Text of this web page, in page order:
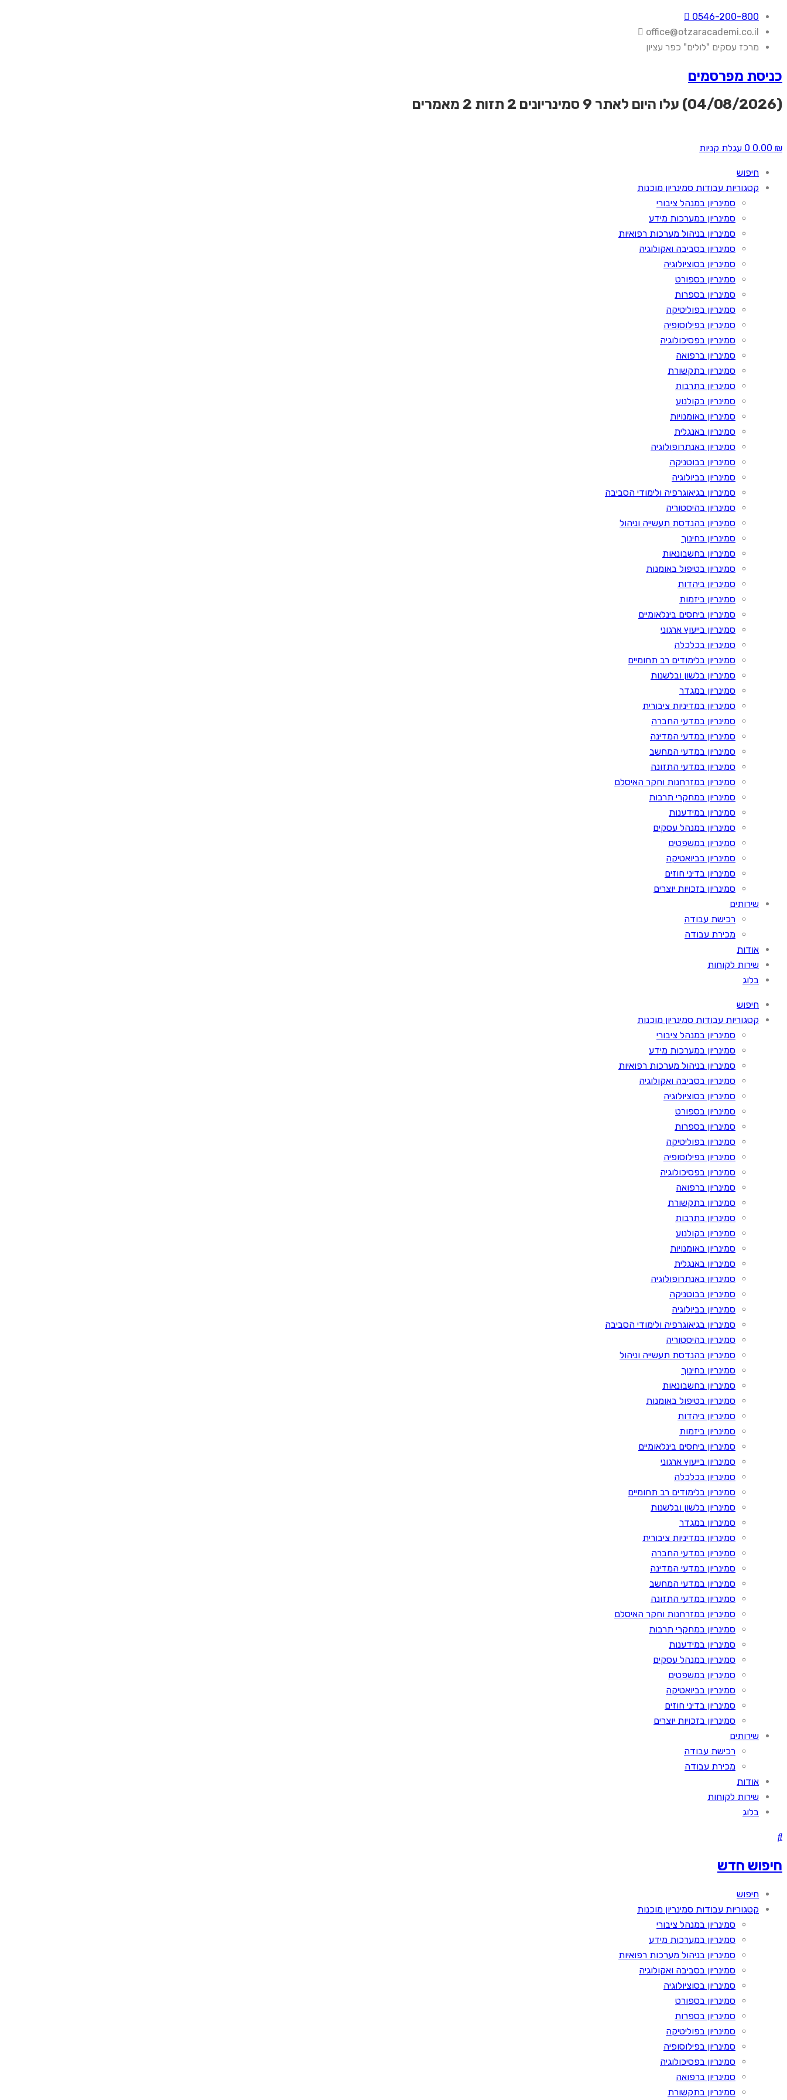
0546-200-800
office@otzaracademi.co.il
מרכז עסקים "לולים" כפר עציון
כניסת מפרסמים
(04/08/2026) עלו היום לאתר
9 סמינריונים 2 תזות 2 מאמרים
0.00 ₪
0 עגלת קניות
חיפוש
קטגוריות עבודות סמינריון מוכנות
סמינריון במנהל ציבורי
סמינריון במערכות מידע
סמינריון בניהול מערכות רפואיות
סמינריון בסביבה ואקולוגיה
סמינריון בסוציולוגיה
סמינריון בספורט
סמינריון בספרות
סמינריון בפוליטיקה
סמינריון בפילוסופיה
סמינריון בפסיכולוגיה
סמינריון ברפואה
סמינריון בתקשורת
סמינריון בתרבות
סמינריון בקולנוע
סמינריון באומנויות
סמינריון באנגלית
סמינריון באנתרופולוגיה
סמינריון בבוטניקה
סמינריון בביולוגיה
סמינריון בגיאוגרפיה ולימודי הסביבה
סמינריון בהיסטוריה
סמינריון בהנדסת תעשייה וניהול
סמינריון בחינוך
סמינריון בחשבונאות
סמינריון בטיפול באומנות
סמינריון ביהדות
סמינריון ביזמות
סמינריון ביחסים בינלאומיים
סמינריון בייעוץ ארגוני
סמינריון בכלכלה
סמינריון בלימודים רב תחומיים
סמינריון בלשון ובלשנות
סמינריון במגדר
סמינריון במדיניות ציבורית
סמינריון במדעי החברה
סמינריון במדעי המדינה
סמינריון במדעי המחשב
סמינריון במדעי התזונה
סמינריון במזרחנות וחקר האיסלם
סמינריון במחקרי תרבות
סמינריון במידענות
סמינריון במנהל עסקים
סמינריון במשפטים
סמינריון בביואטיקה
סמינריון בדיני חוזים
סמינריון בזכויות יוצרים
שירותים
רכישת עבודה
מכירת עבודה
אודות
שירות לקוחות
בלוג
חיפוש
קטגוריות עבודות סמינריון מוכנות
סמינריון במנהל ציבורי
סמינריון במערכות מידע
סמינריון בניהול מערכות רפואיות
סמינריון בסביבה ואקולוגיה
סמינריון בסוציולוגיה
סמינריון בספורט
סמינריון בספרות
סמינריון בפוליטיקה
סמינריון בפילוסופיה
סמינריון בפסיכולוגיה
סמינריון ברפואה
סמינריון בתקשורת
סמינריון בתרבות
סמינריון בקולנוע
סמינריון באומנויות
סמינריון באנגלית
סמינריון באנתרופולוגיה
סמינריון בבוטניקה
סמינריון בביולוגיה
סמינריון בגיאוגרפיה ולימודי הסביבה
סמינריון בהיסטוריה
סמינריון בהנדסת תעשייה וניהול
סמינריון בחינוך
סמינריון בחשבונאות
סמינריון בטיפול באומנות
סמינריון ביהדות
סמינריון ביזמות
סמינריון ביחסים בינלאומיים
סמינריון בייעוץ ארגוני
סמינריון בכלכלה
סמינריון בלימודים רב תחומיים
סמינריון בלשון ובלשנות
סמינריון במגדר
סמינריון במדיניות ציבורית
סמינריון במדעי החברה
סמינריון במדעי המדינה
סמינריון במדעי המחשב
סמינריון במדעי התזונה
סמינריון במזרחנות וחקר האיסלם
סמינריון במחקרי תרבות
סמינריון במידענות
סמינריון במנהל עסקים
סמינריון במשפטים
סמינריון בביואטיקה
סמינריון בדיני חוזים
סמינריון בזכויות יוצרים
שירותים
רכישת עבודה
מכירת עבודה
אודות
שירות לקוחות
בלוג
חיפוש חדש
חיפוש
קטגוריות עבודות סמינריון מוכנות
סמינריון במנהל ציבורי
סמינריון במערכות מידע
סמינריון בניהול מערכות רפואיות
סמינריון בסביבה ואקולוגיה
סמינריון בסוציולוגיה
סמינריון בספורט
סמינריון בספרות
סמינריון בפוליטיקה
סמינריון בפילוסופיה
סמינריון בפסיכולוגיה
סמינריון ברפואה
סמינריון בתקשורת